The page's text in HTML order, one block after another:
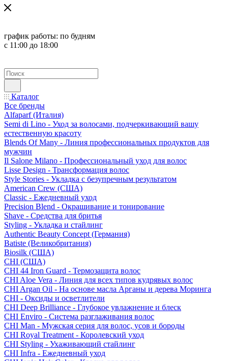
график работы: по будням
с 11:00 до 18:00
Каталог
Все бренды
Alfaparf (Италия)
Semi di Lino - Уход за волосами, подчеркивающий вашу
естественную красоту
Blends Of Many - Линия профессиональных продуктов для
мужчин
Il Salone Milano - Профессиональный уход для волос
Lisse Design - Трансформация волос
Style Stories - Укладка с безупречным результатом
American Crew (США)
Classic - Ежедневный уход
Precision Blend - Окрашивание и тонирование
Shave - Средства для бритья
Styling - Укладка и стайлинг
Authentic Beauty Concept (Германия)
Batiste (Великобритания)
Biosilk (США)
CHI (США)
CHI 44 Iron Guard - Термозащита волос
CHI Aloe Vera - Линия для всех типов кудрявых волос
CHI Argan Oil - На основе масла Арганы и дерева Моринга
CHI - Оксиды и осветлители
CHI Deep Brilliance - Глубокое увлажнение и блеск
CHI Enviro - Система разглаживания волос
CHI Man - Мужская серия для волос, усов и бороды
CHI Royal Treatment - Королевский уход
CHI Styling - Ухаживающий стайлинг
CHI Infra - Ежедневный уход